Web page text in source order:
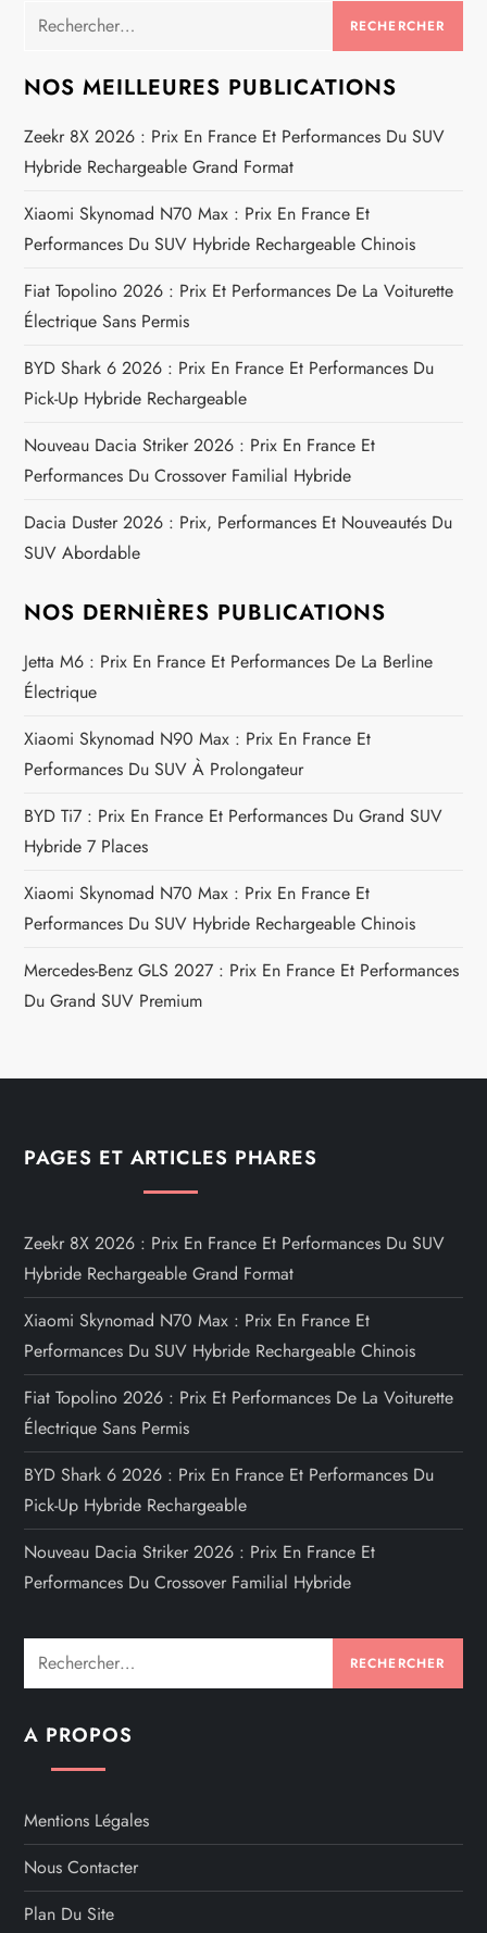
g
a
t
i
o
n
d
e
l
’
a
r
t
i
c
l
e
Rechercher :
NOS MEILLEURES PUBLICATIONS
Zeekr 8X 2026 : Prix En France Et Performances Du SUV
Hybride Rechargeable Grand Format
Xiaomi Skynomad N70 Max : Prix En France Et
Performances Du SUV Hybride Rechargeable Chinois
Fiat Topolino 2026 : Prix Et Performances De La Voiturette
Électrique Sans Permis
BYD Shark 6 2026 : Prix En France Et Performances Du
Pick-Up Hybride Rechargeable
Nouveau Dacia Striker 2026 : Prix En France Et
Performances Du Crossover Familial Hybride
Dacia Duster 2026 : Prix, Performances Et Nouveautés Du
SUV Abordable
NOS DERNIÈRES PUBLICATIONS
Jetta M6 : Prix En France Et Performances De La Berline
Électrique
Xiaomi Skynomad N90 Max : Prix En France Et
Performances Du SUV À Prolongateur
BYD Ti7 : Prix En France Et Performances Du Grand SUV
Hybride 7 Places
Xiaomi Skynomad N70 Max : Prix En France Et
Performances Du SUV Hybride Rechargeable Chinois
Mercedes-Benz GLS 2027 : Prix En France Et Performances
Du Grand SUV Premium
PAGES ET ARTICLES PHARES
Zeekr 8X 2026 : Prix En France Et Performances Du SUV
Hybride Rechargeable Grand Format
Xiaomi Skynomad N70 Max : Prix En France Et
Performances Du SUV Hybride Rechargeable Chinois
Fiat Topolino 2026 : Prix Et Performances De La Voiturette
Électrique Sans Permis
BYD Shark 6 2026 : Prix En France Et Performances Du
Pick-Up Hybride Rechargeable
Nouveau Dacia Striker 2026 : Prix En France Et
Performances Du Crossover Familial Hybride
Rechercher :
A PROPOS
Mentions Légales
Nous Contacter
Plan Du Site